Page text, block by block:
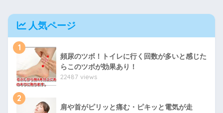
人気ページ
1
頻尿のツボ！トイレに行く回数が多いと感じた
らこのツボが効果あり！
22487 views
2
肩や首がピリッと痛む・ピキッと電気が走